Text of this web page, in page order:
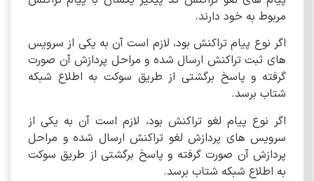
مربوط به خود دارند.
اگر نوع پیام تراکنش بود، لازم است آن به یکی از سرویس
های ثبت تراکنش ارسال شده و مراحل پردازش آن صورت
گرفته و پاسخ برگشتی از طریق سوکت به اطلاع شبکه
شتاب برسد.
اگر نوع پیام لغو تراکنش بود، لازم است آن به یکی از
سرویس های پردازش لغو تراکنش ارسال شده و مراحل
پردازش آن صورت گرفته و پاسخ برگشتی از طریق سوکت
به اطلاع شبکه شتاب برسد.